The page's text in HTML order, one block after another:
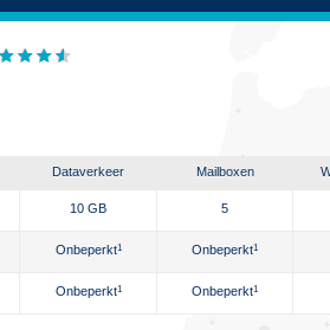
Dataverkeer Mailboxen
10 GB 5
Onbeperkt1 Onbeperkt1
Onbeperkt1 Onbeperkt1